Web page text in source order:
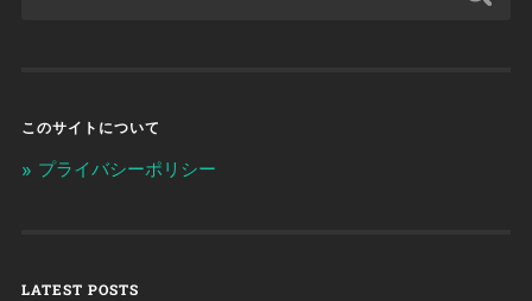
このサイトについて
プライバシーポリシー
LATEST POSTS